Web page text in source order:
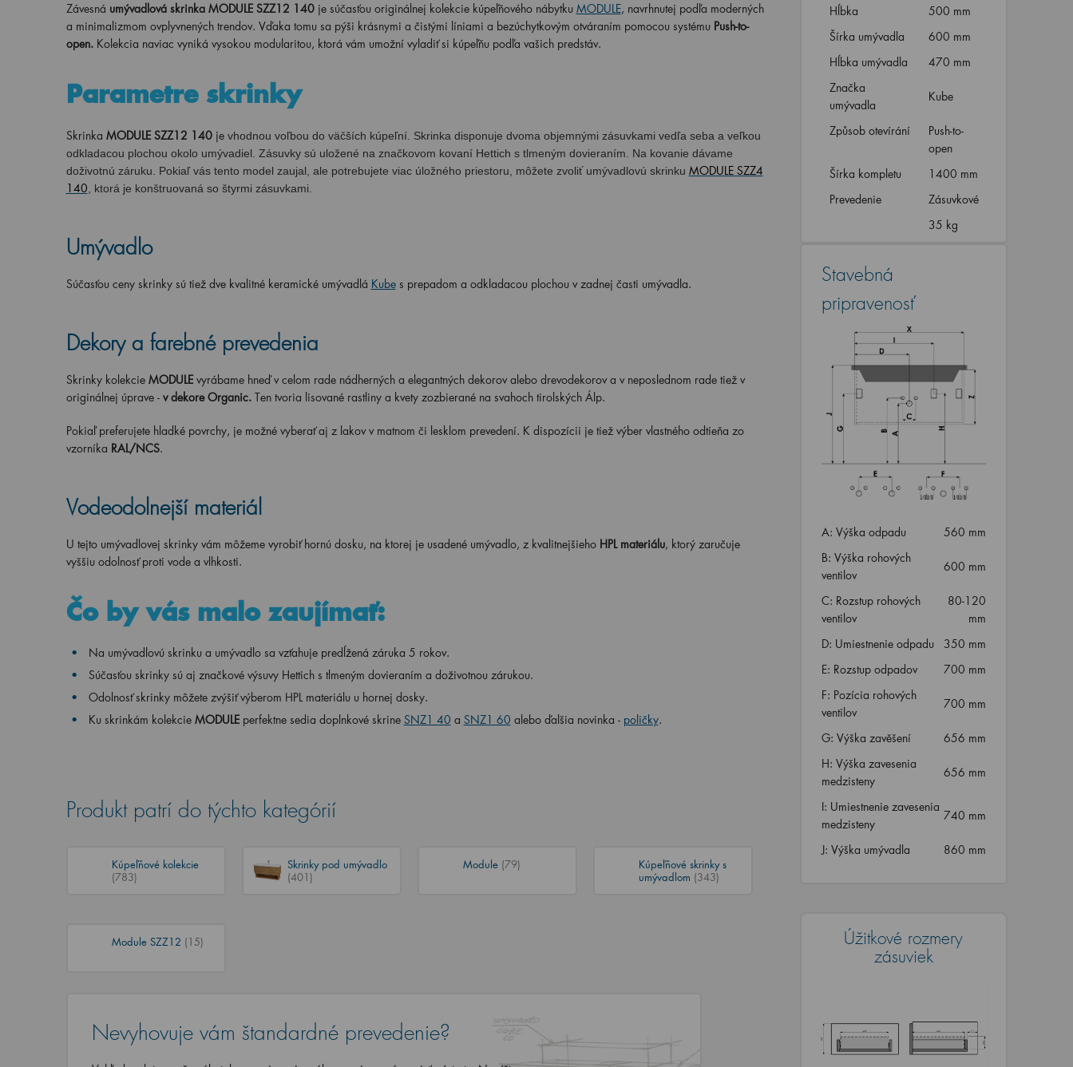
Závesná umývadlová skrinka MODULE SZZ12 140 je súčasťou originálnej kolekcie kúpeľňového nábytku MODULE, navrhnutej podľa moderných
a minimalizmom ovplyvnených trendov. Vďaka tomu sa pýši krásnymi a čistými líniami a bezúchytkovým otváraním pomocou systému Push-to-
open. Kolekcia naviac vyniká vysokou modularitou, ktorá vám umožní vyladiť si kúpeľňu podľa vašich predstáv.
Parametre skrinky
Skrinka MODULE SZZ12 140 je vhodnou voľbou do väčších kúpeľní. Skrinka disponuje dvoma objemnými zásuvkami vedľa seba a veľkou
odkladacou plochou okolo umývadiel. Zásuvky sú uložené na značkovom kovaní Hettich s tlmeným dovieraním. Na kovanie dávame
doživotnú záruku. Pokiaľ vás tento model zaujal, ale potrebujete viac úložného priestoru, môžete zvoliť umývadlovú skrinku MODULE SZZ4
140 , ktorá je konštruovaná so štyrmi zásuvkami.
Umývadlo
Súčasťou ceny skrinky sú tiež dve kvalitné keramické umývadlá Kubes prepadom a odkladacou plochou v zadnej časti umývadla.
Dekory a farebné prevedenia
Skrinky kolekcie MODULEvyrábame hneď v celom rade nádherných a elegantných dekorov alebo drevodekorov a v neposlednom rade tiež v
originálnej úprave - v dekore Organic. Ten tvoria lisované rastliny a kvety zozbierané na svahoch tirolských Álp.
Pokiaľ preferujete hladké povrchy, je možné vyberať aj z lakov v matnom či lesklom prevedení. K dispozícii je tiež výber vlastného odtieňa zo
vzorníka RAL/NCS.
Vodeodolnejší materiál
U tejto umývadlovej skrinky vám môžeme vyrobiť hornú dosku, na ktorej je usadené umývadlo, z kvalitnejšieho HPL materiálu, ktorý zaručuje
vyššiu odolnosť proti vode a vlhkosti.
Čo by vás malo zaujímať:
Na umývadlovú skrinku a umývadlo sa vzťahuje predĺžená záruka 5 rokov.
Súčasťou skrinky sú aj značkové výsuvy Hettich s tlmeným dovieraním a doživotnou zárukou.
Odolnosť skrinky môžete zvýšiť výberom HPL materiálu u hornej dosky.
Ku skrinkám kolekcie MODULE perfektne sedia doplnkové skrine SNZ1 40 a SNZ1 60 alebo ďalšia novinka - poličky.
Produkt patrí do týchto kategórií
Kúpeľňové kolekcie
(783)
Skrinky pod umývadlo
(401)
Module (79)
Kúpeľňové skrinky s
umývadlom (343)
Module SZZ12 (15)
Nevyhovuje vám štandardné prevedenie?
Hĺbka
500 mm
Šírka umývadla
600 mm
Hĺbka umývadla
470 mm
Značka
umývadla
Kube
Způsob otevírání
Push-to-
open
Šírka kompletu
1400 mm
Prevedenie
Zásuvkové
35 kg
Stavebná
pripravenosť
A: Výška odpadu
560 mm
B: Výška rohových
ventilov
600 mm
C: Rozstup rohových
ventilov
80-120
mm
D: Umiestnenie odpadu
350 mm
E: Rozstup odpadov
700 mm
F: Pozícia rohových
ventilov
700 mm
G: Výška zavěšení
656 mm
H: Výška zavesenia
medzisteny
656 mm
I: Umiestnenie zavesenia
medzisteny
740 mm
J: Výška umývadla 860 mm
Úžitkové rozmery
zásuviek